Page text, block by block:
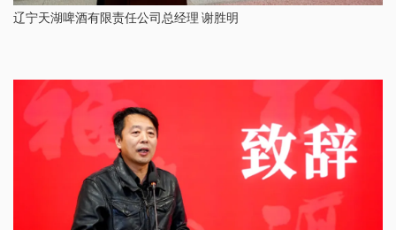
辽宁天湖啤酒有限责任公司总经理 谢胜明